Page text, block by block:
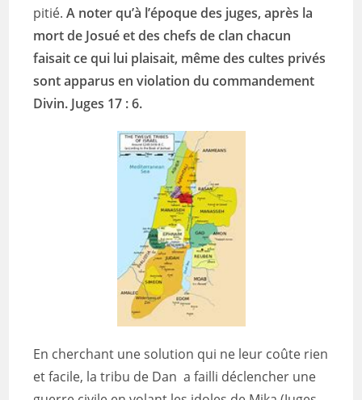
pitié.A noter qu’à l’époque des juges, après la
mort de Josué et des chefs de clan chacun
faisait ce qui lui plaisait, même des cultes privés
sont apparus en violation du commandement
Divin. Juges 17 : 6.
En cherchant une solution qui ne leur coûte rien
et facile, la tribu de Dan a failli déclencher une